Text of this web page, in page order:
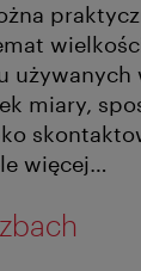
używanych
miary,
więcej…